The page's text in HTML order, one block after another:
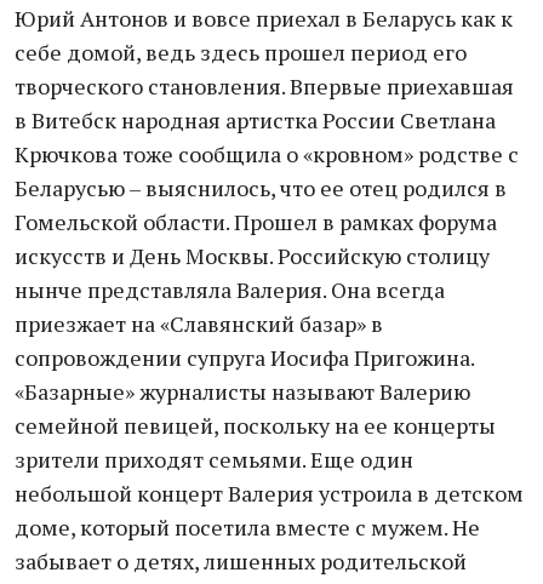
Юрий Антонов и вовсе приехал в Беларусь как к
себе домой, ведь здесь прошел период его
творческого становления. Впервые приехавшая
в Витебск народная артистка России Светлана
Крючкова тоже сообщила о «кровном» родстве с
Беларусью – выяснилось, что ее отец родился в
Гомельской области. Прошел в рамках форума
искусств и День Москвы. Российскую столицу
нынче представляла Валерия. Она всегда
приезжает на «Славянский базар» в
сопровождении супруга Иосифа Пригожина.
«Базарные» журналисты называют Валерию
семейной певицей, поскольку на ее концерты
зрители приходят семьями. Еще один
небольшой концерт Валерия устроила в детском
доме, который посетила вместе с мужем. Не
забывает о детях, лишенных родительской